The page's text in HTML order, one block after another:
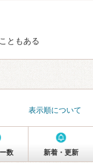
ともある
表示順について
数 新着・更新